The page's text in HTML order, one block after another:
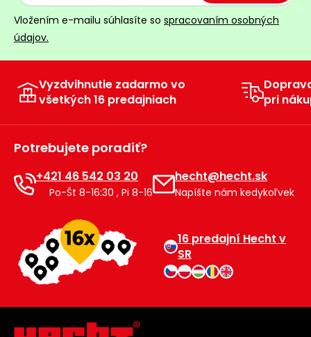
Vložením e-mailu súhlasíte so spracovaním osobných
údajov.
Vyzdvihnutie zadarmo vo
všetkých 16 predajniach
pri
Potrebujete poradiť?
+421 46 542 03 20
Po-Št 8-16:30 , Pi 8-16
hecht@hecht.sk
Napíšte nám kedykoľvek
16 predajní Hecht v
SR